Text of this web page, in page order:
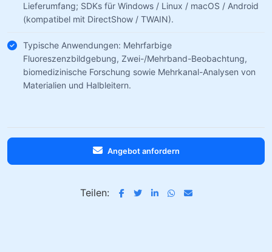
Lieferumfang; SDKs für Windows / Linux / macOS / Android
(kompatibel mit DirectShow / TWAIN).
Typische Anwendungen: Mehrfarbige
Fluoreszenzbildgebung, Zwei-/Mehrband-Beobachtung,
biomedizinische Forschung sowie Mehrkanal-Analysen von
Materialien und Halbleitern.
Angebot anfordern
Teilen: